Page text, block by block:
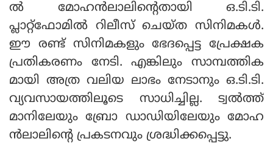
ല്‍ മോഹന്‍ലാലിന്റെതായി ഒ.ടി.ടി.
പ്ലാറ്റ്‌ഫോമില്‍ റിലീസ് ചെയ്ത സിനിമകള്‍.
ഈ രണ്ട് സിനിമകളും ഭേദപ്പെട്ട പ്രേക്ഷക
പ്രതികരണം നേടി. എങ്കിലും സാമ്പത്തിക
മായി അത്ര വലിയ ലാഭം നേടാനും ഒ.ടി.ടി.
വ്യവസായത്തിലൂടെ സാധിച്ചില്ല. ട്വല്‍ത്ത്
മാനിലേയും ബ്രോ ഡാഡിയിലേയും മോഹ
ന്‍ലാലിന്റെ പ്രകടനവും ശ്രദ്ധിക്കപ്പെട്ടു.